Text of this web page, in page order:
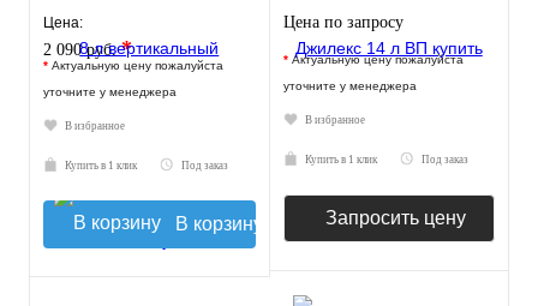
Цена:
2 090 руб.*
* Актуальную цену пожалуйста
уточните у менеджера
В избранное
Купить в 1 клик Под заказ
В корзину
Цена по запросу
* Актуальную цену пожалуйста
уточните у менеджера
В избранное
Купить в 1 клик Под заказ
Запросить цену